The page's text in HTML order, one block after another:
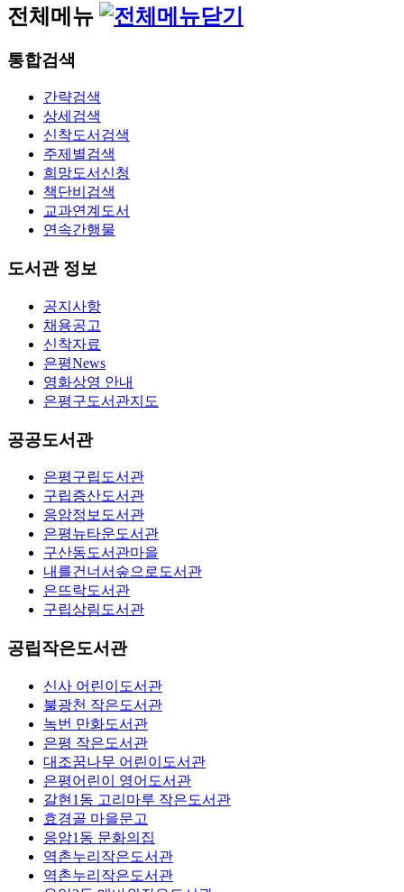
전체메뉴
통합검색
간략검색
상세검색
신착도서검색
주제별검색
희망도서신청
책단비검색
교과연계도서
연속간행물
도서관 정보
공지사항
채용공고
신착자료
은평News
영화상영 안내
은평구도서관지도
공공도서관
은평구립도서관
구립증산도서관
응암정보도서관
은평뉴타운도서관
구산동도서관마을
내를건너서숲으로도서관
은뜨락도서관
구립상림도서관
공립작은도서관
신사 어린이도서관
불광천 작은도서관
녹번 만화도서관
은평 작은도서관
대조꿈나무 어린이도서관
은평어린이 영어도서관
갈현1동 고리마루 작은도서관
효경골 마을문고
응암1동 문화의집
역촌누리작은도서관
역촌누리작은도서관